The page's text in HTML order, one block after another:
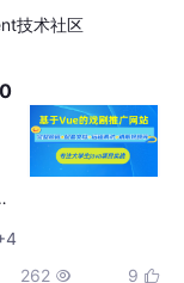
技术社区
262  9 